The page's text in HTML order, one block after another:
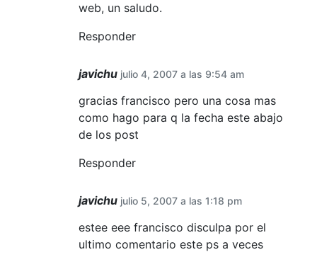
web, un saludo.
Responder
javichu julio 4, 2007 a las 9:54 am
gracias francisco pero una cosa mas
como hago para q la fecha este abajo
de los post
Responder
javichu julio 5, 2007 a las 1:18 pm
estee eee francisco disculpa por el
ultimo comentario este ps a veces